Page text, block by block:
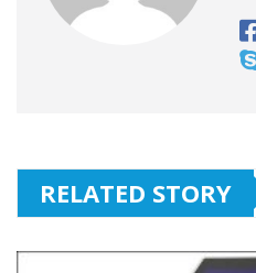
RELATED STORY